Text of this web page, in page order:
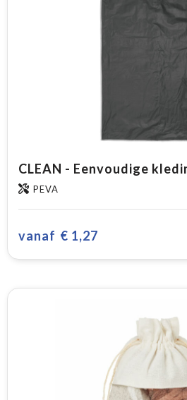
CLEAN - Eenvoudige
PEVA
vanaf € 1,27